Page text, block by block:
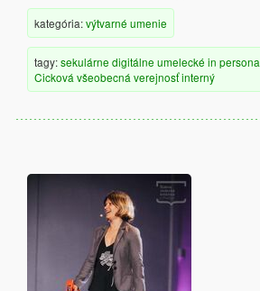
kategória:výtvarné umenie
tagy:sekulárne digitálne umelecké in persona
Cicková všeobecná verejnosťinterný